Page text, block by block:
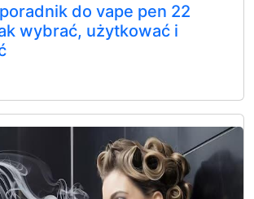
do vape pen 22
wybrać, użytkować i